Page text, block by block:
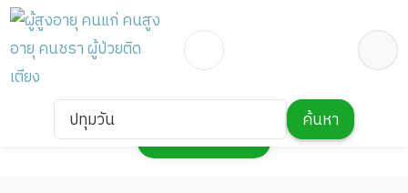
ปทุมวัน ค้นหา
กดเพื่อแสดงแผนที่